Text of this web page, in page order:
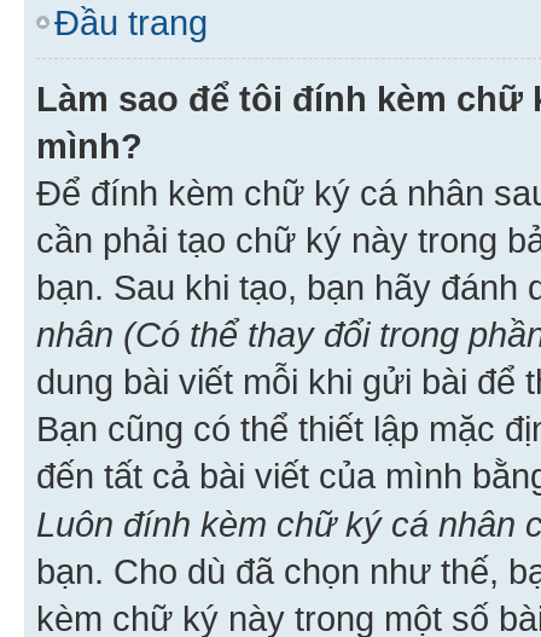
Đầu trang
Làm sao để tôi đính kèm chữ
mình?
Để đính kèm chữ ký cá nhân
cần phải tạo chữ ký này trong
bạn. Sau khi tạo, bạn hãy
nhân (Có thể thay đổi trong
dung bài viết mỗi khi gửi bài để
Bạn cũng có thể thiết lập mặc
đến tất cả bài viết của mình
Luôn đính kèm chữ ký cá nhân
bạn. Cho dù đã chọn như thế,
kèm chữ ký này trong một số